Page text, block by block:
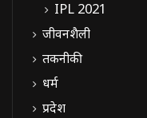
IPL 2021
जीवनशैली
तकनीकी
धर्म
प्रदेश